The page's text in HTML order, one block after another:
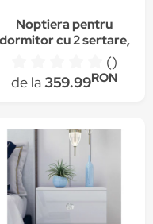
Noptiera pentru
dormitor cu 2 sertare,
lucioasa alba, 44.5 x
42.5 x 33.5 cm
()
de la359.99RON